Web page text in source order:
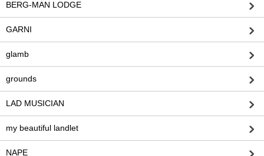
BERG-MAN LODGE
GARNI
glamb
grounds
LAD MUSICIAN
my beautiful landlet
NAPE_